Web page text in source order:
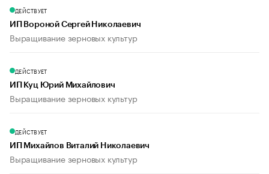
ДЕЙСТВУЕТ
ИП Вороной Сергей Николаевич
Выращивание зерновых культур
ДЕЙСТВУЕТ
ИП Куц Юрий Михайлович
Выращивание зерновых культур
ДЕЙСТВУЕТ
ИП Михайлов Виталий Николаевич
Выращивание зерновых культур